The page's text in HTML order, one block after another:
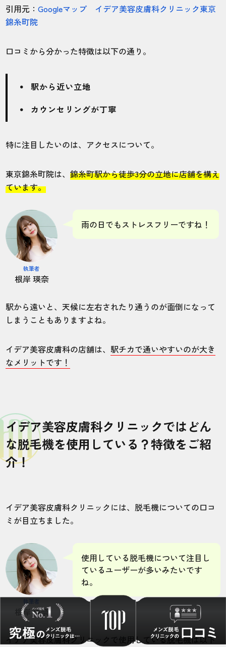
ヒゲ脱毛の15回コースを契約しました。効
果を感じたのは4回目で、脱毛を始めてから
たと思います！
20代・主夫さん
東京錦糸町院
脱毛の効果が早く見られた。沢山の脱毛機
の中から選んでくれたので、多分自分に一
番合った脱毛機を使えたんだと思います。
引用元：Googleマップ イデア美容皮膚科クリニック東京
錦糸町院
口コミから分かった特徴は以下の通り。
駅から近い立地
カウンセリングが丁寧
特に注目したいのは、アクセスについて。
東京錦糸町院は、錦糸町駅から徒歩3分の立地に店舗を構え
ています。
執筆者
根岸 瑛奈
雨の日でもストレスフリーですね！
駅から遠いと、天候に左右されたり通うのが面倒になって
しまうこともありますよね。
イデア美容皮膚科の店舗は、 駅チカで通いやすいのが大き
なメリットです！
イデア美容皮膚科クリニックではどん
な脱毛機を使用している？特徴をご紹
介！
イデア美容皮膚科クリニックには、脱毛機についての口コ
ミが目立ちました。
根岸 瑛奈
使用している脱毛機について注目し
ているユーザーが多いみたいです
ね。
イデア美容皮膚科クリニックで使用している脱毛機は以下